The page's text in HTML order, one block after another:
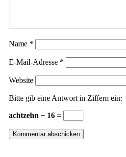
Name *
E-Mail-Adresse *
Website
Bitte gib eine Antwort in Ziffern ein:
achtzehn − 16 =